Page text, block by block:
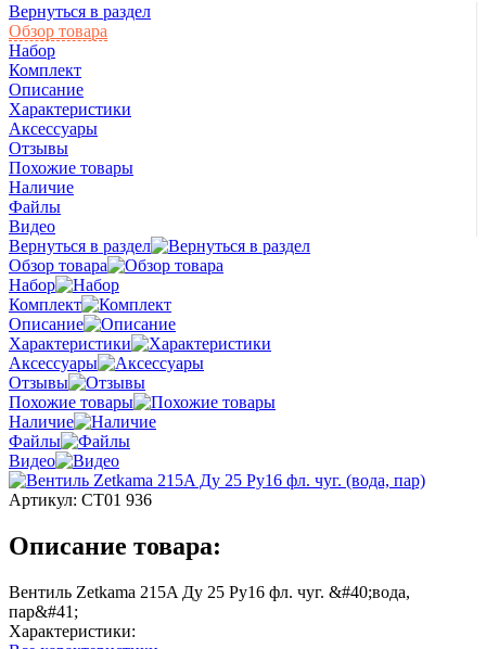
Вернуться в раздел
Обзор товара
Набор
Комплект
Описание
Характеристики
Аксессуары
Отзывы
Похожие товары
Наличие
Файлы
Видео
Вернуться в раздел
Обзор товара
Набор
Комплект
Описание
Характеристики
Аксессуары
Отзывы
Похожие товары
Наличие
Файлы
Видео
Артикул: СТ01 936
Описание товара:
Вентиль Zetkama 215A Ду 25 Ру16 фл. чуг. &#40;вода,
пар&#41;
Характеристики: